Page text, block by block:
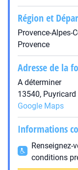
Région et
Provence-Alpes-
Provence
Adresse de la
A déterminer
13540, Puyricard
Google Maps
Informations
Renseignez-
conditions